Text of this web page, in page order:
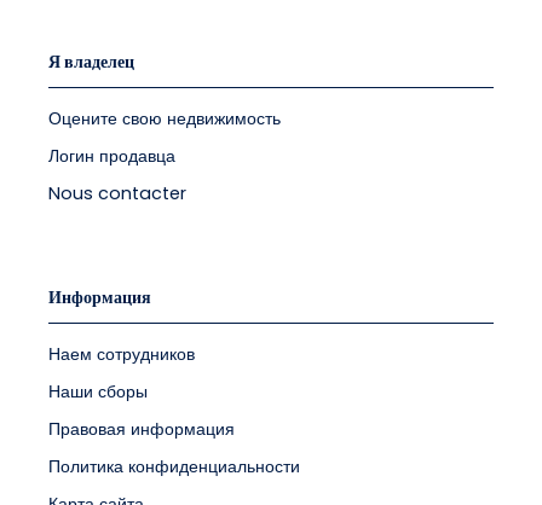
Я владелец
Оцените свою недвижимость
Логин продавца
Nous contacter
Информация
Наем сотрудников
Наши сборы
Правовая информация
Политика конфиденциальности